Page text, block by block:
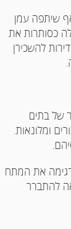
שיתפה עמן
כסותרות את
להשכירן
של בתים
ומלונאות.
את המתח
להתברר